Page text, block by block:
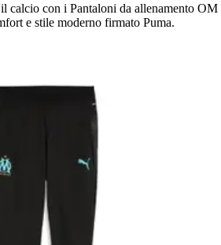
calcio con i Pantaloni da allenamento OM
e stile moderno firmato Puma.